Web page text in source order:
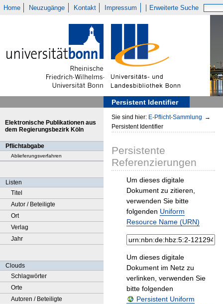
Home Neuzugänge Kontakt Impressum Erweiterte Suche
Persistent Identifier
Elektronische Publikationen aus
dem Regierungsbezirk Köln
Pflichtabgabe
Ablieferungsverfahren
Listen
Titel
Autor / Beteiligte
Ort
Verlag
Jahr
Clouds
Schlagwörter
Orte
Autoren / Beteiligte
Sie sind hier: E-Pflicht-Sammlung →
Persistent Identifier
Persistente
Referenzierungen
Um dieses digitale
Dokument zu zitieren,
verwenden Sie bitte
folgenden Uniform
Resource Name (URN)
Um dieses digitale
Dokument im Netz zu
verlinken, verwenden Sie
bitte folgenden
Persistent Uniform